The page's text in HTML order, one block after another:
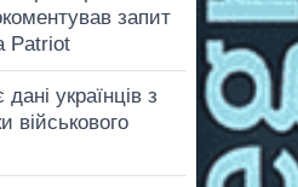
запит
Patriot
українців з
військового